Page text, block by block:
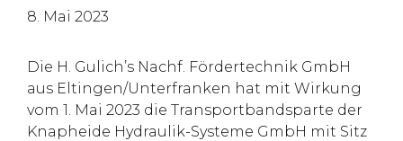
8. Mai 2023
Die H. Gulich’s Nachf. Fördertechnik GmbH
aus Eltingen/Unterfranken hat mit Wirkung
vom 1. Mai 2023 die Transportbandsparte der
Knapheide Hydraulik-Systeme GmbH mit Sitz